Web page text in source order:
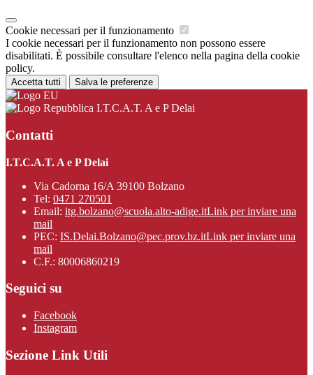
Cookie necessari per il funzionamento
I cookie necessari per il funzionamento non possono essere
disabilitati. È possibile consultare l'elenco nella pagina della cookie
policy.
Accetta tutti Salva le preferenze
I.T.C.A.T. A e P Delai
Contatti
I.T.C.A.T. A e P Delai
Via Cadorna 16/A 39100 Bolzano
Tel: 0471 270501
Email: itg.bolzano@scuola.alto-adige.itLink per inviare una
mail
PEC: IS.Delai.Bolzano@pec.prov.bz.itLink per inviare una
mail
C.F.: 80006860219
Seguici su
Facebook
Instagram
Sezione Link Utili